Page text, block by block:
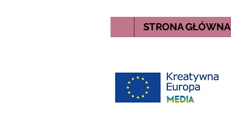
STRONA GŁÓWNA